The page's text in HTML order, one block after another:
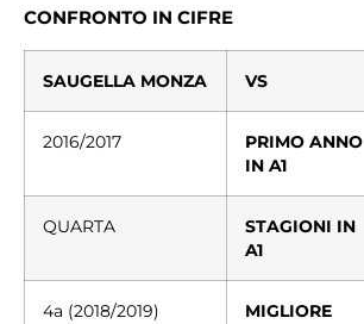
CONFRONTO IN CIFRE
SAUGELLA MONZA VS
2016/2017
PRIMO ANNO
IN A1
QUARTA
STAGIONI IN
A1
4a (2018/2019)
MIGLIORE